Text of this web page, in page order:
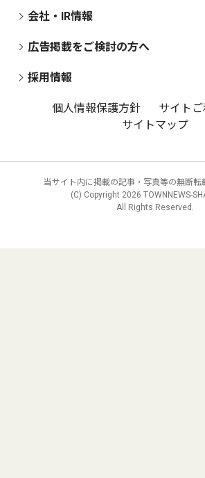
会社・IR情報
広告掲載をご検討の方へ
採用情報
個人情報保護方針
サイト
サイトマップ
当サイト内に掲載の記事・写真等の無断転
(C) Copyright 2026 TOWNNEWS-
All Rights Reserved.